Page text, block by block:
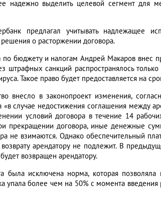
надежно выделить целевой сегмент для
предлагал учитывать надлежащее
о расторжении договора.
по бюджету и налогам Андрей Макаров внес
штрафных санкций распространялось
Такое право будет предоставляется на
внесло в законопроект изменения,
случае недостижения соглашения между
условий договора в течение 14
прекращении договора, иные денежные
не взимаются. Однако обеспечительный
арендатору не подлежит. В
возвращен арендатору.
исключена норма, которая позволяла
упала более чем на 50% с момента